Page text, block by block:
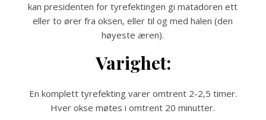
kan presidenten for tyrefektingen gi matadoren ett
eller to ører fra oksen, eller til og med halen (den
høyeste æren).
Varighet:
En komplett tyrefekting varer omtrent 2-2,5 timer.
Hver okse møtes i omtrent 20 minutter.